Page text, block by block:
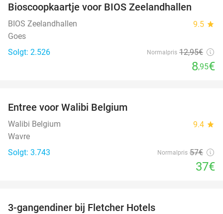
Bioscoopkaartje voor BIOS Zeelandhallen
BIOS Zeelandhallen 9.5 star
Goes
Solgt: 2.526
Normalpris 12,95€
8,95€
Entree voor Walibi Belgium
Walibi Belgium 9.4 star
Wavre
Solgt: 3.743
Normalpris 57€
37€
3-gangendiner bij Fletcher Hotels